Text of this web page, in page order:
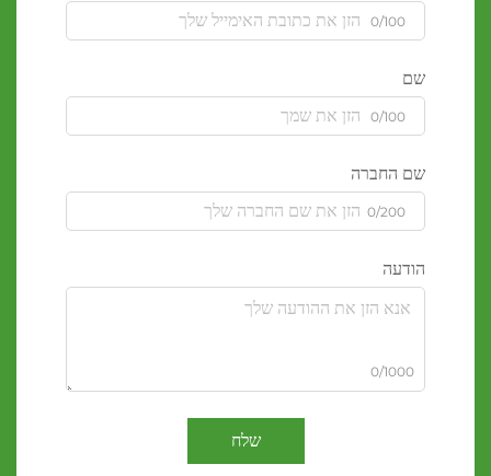
0/100
שם
0/100
שם החברה
0/200
הודעה
0/1000
שלח